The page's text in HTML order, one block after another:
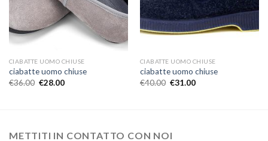
CIABATTE UOMO CHIUSE
ciabatte uomo chiuse
€36.00 €28.00
CIABATTE UOMO CHIUSE
ciabatte uomo chiuse
€40.00 €31.00
METTITI IN CONTATTO CON NOI